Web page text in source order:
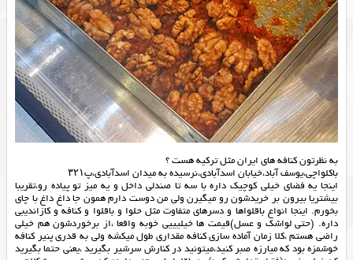
به نظرتون کنافه های ایران مثل ترکیه هست ؟
باکلواچی،یوسف آباد،خیابان اسدآبادی،نرسیده به میدان اسدآبادی،پ۳۲۱
اینجا یه فضای خیلی کوچیک داره با سه تا صندلی داخل و یه میز تو پیاده رو،تقریبا
بیشتریا بیرون بر خریدشون رو میگیرن ولی من دوست دارم همون جا داغ داغ با چای
بخورم. اینجا انواع باقلواها و دسرهای متفاوت مثل حلوا و باقلوا و کنافه و کازاندیبی
داره. (حتی لواشک و عسل)قیمت ها خیلیییی خوبه واقعا ،از برخوردشون هم خیلی
راضی هستم ،کلا زمان آماده سازی کنافه مقداری طول میکشه ولی به قدری پنیر کنافه
خوشمزه بود که میارزه صبر کنید،میتونید در کنارش سرشیر بگیرید ،یعنی حتما بگیرید